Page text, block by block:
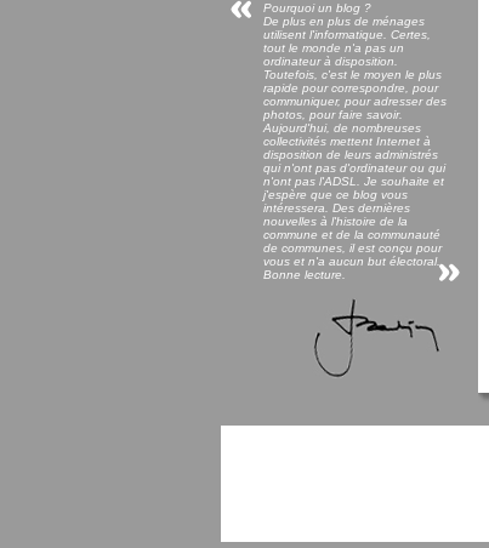
Pourquoi un blog ?
De plus en plus de ménages
utilisent l'informatique. Certes,
tout le monde n'a pas un
ordinateur à disposition.
Toutefois, c'est le moyen le plus
rapide pour correspondre, pour
communiquer, pour adresser des
photos, pour faire savoir.
Aujourd'hui, de nombreuses
collectivités mettent Internet à
disposition de leurs administrés
qui n'ont pas d'ordinateur ou qui
n'ont pas l'ADSL. Je souhaite et
j'espère que ce blog vous
intéressera. Des dernières
nouvelles à l'histoire de la
commune et de la communauté
de communes, il est conçu pour
vous et n'a aucun but électoral.
Bonne lecture.